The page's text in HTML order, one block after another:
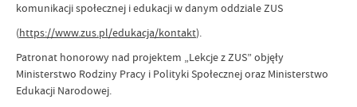
komunikacji społecznej i edukacji w danym oddziale ZUS
(https://www.zus.pl/edukacja/kontakt).
Patronat honorowy nad projektem „Lekcje z ZUS” objęły
Ministerstwo Rodziny Pracy i Polityki Społecznej oraz Ministerstwo
Edukacji Narodowej.